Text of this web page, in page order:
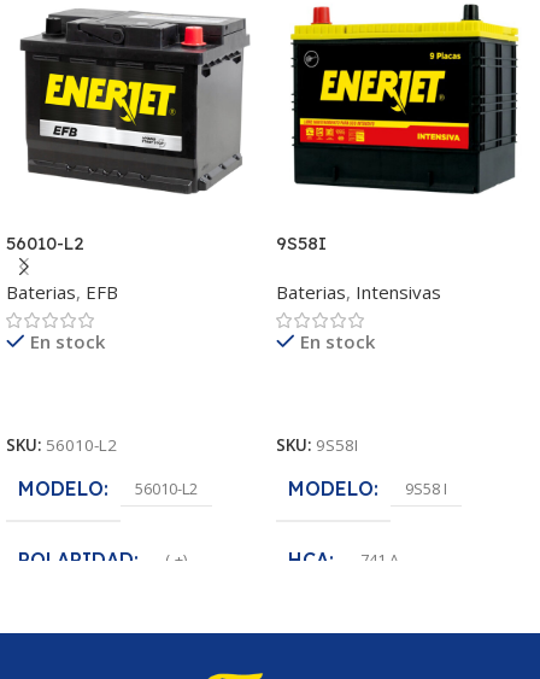
56010-L2
Baterias, EFB
En stock
SKU: 56010-L2
MODELO 56010-L2
POLARIDAD (-+)
VOLTAJE 12 V
9S58I
Baterias, Intensivas
En stock
SKU: 9S58I
MODELO 9S58 I
HCA 741 A
POLARIDAD (+-)